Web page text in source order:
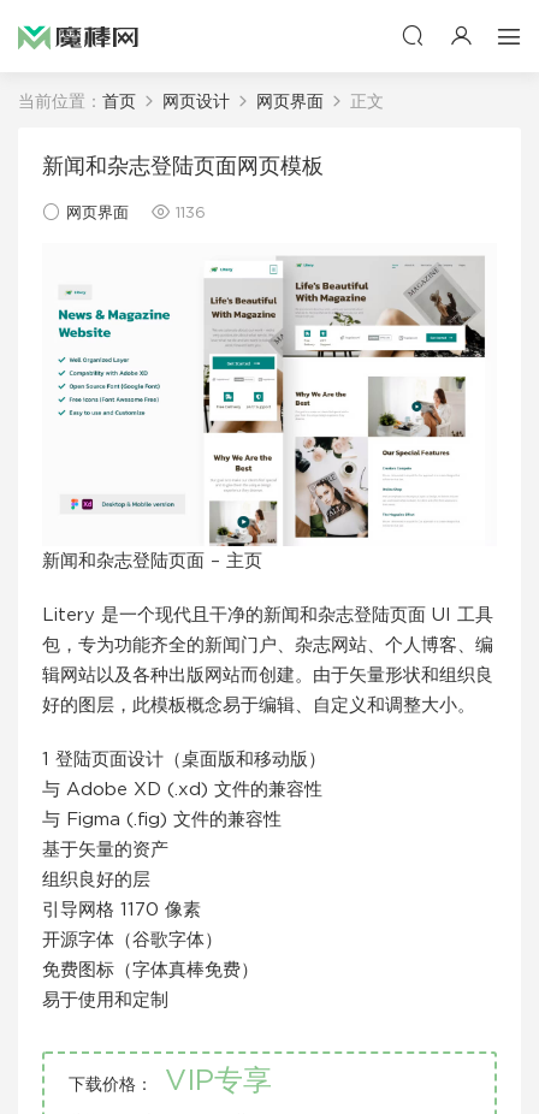
当前位置： 首页 网页设计 网页界面 正文
新闻和杂志登陆页面网页模板
网页界面 1136
新闻和杂志登陆页面 – 主页
Litery 是一个现代且干净的新闻和杂志登陆页面 UI 工具
包，专为功能齐全的新闻门户、杂志网站、个人博客、编
辑网站以及各种出版网站而创建。由于矢量形状和组织良
好的图层，此模板概念易于编辑、自定义和调整大小。
1 登陆页面设计（桌面版和移动版）
与 Adob​​e XD (.xd) 文件的兼容性
与 Figma (.fig) 文件的兼容性
基于矢量的资产
组织良好的层
引导网格 1170 像素
开源字体（谷歌字体）
免费图标（字体真棒免费）
易于使用和定制
下载价格： VIP专享